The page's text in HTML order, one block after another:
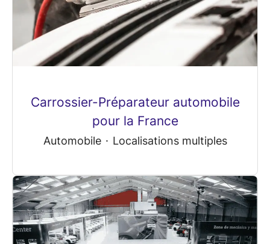
Carrossier-Préparateur automobile
pour la France
Automobile · Localisations multiples